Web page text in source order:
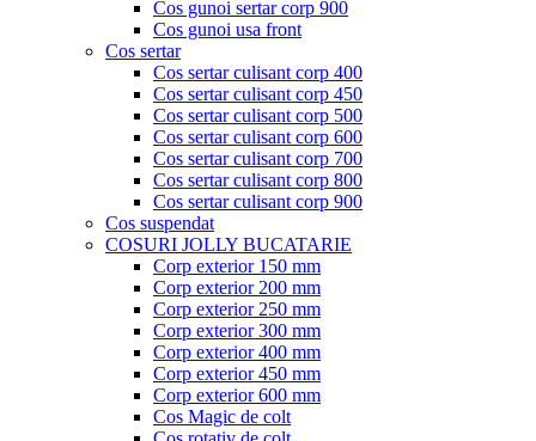
Cos gunoi sertar corp 900
Cos gunoi usa front
Cos sertar
Cos sertar culisant corp 400
Cos sertar culisant corp 450
Cos sertar culisant corp 500
Cos sertar culisant corp 600
Cos sertar culisant corp 700
Cos sertar culisant corp 800
Cos sertar culisant corp 900
Cos suspendat
COSURI JOLLY BUCATARIE
Corp exterior 150 mm
Corp exterior 200 mm
Corp exterior 250 mm
Corp exterior 300 mm
Corp exterior 400 mm
Corp exterior 450 mm
Corp exterior 600 mm
Cos Magic de colt